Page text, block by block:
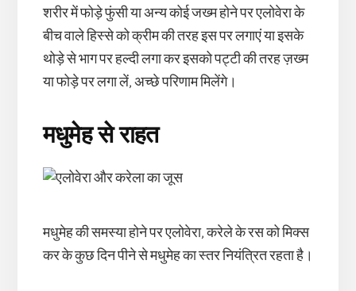
शरीर में फोड़े फुंसी या अन्य कोई जख्म होने पर एलोवेरा के
बीच वाले हिस्से को क्रीम की तरह इस पर लगाएं या इसके
थोड़े से भाग पर हल्दी लगा कर इसको पट्टी की तरह ज़ख्म
या फोड़े पर लगा लें, अच्छे परिणाम मिलेंगे।
मधुमेह से राहत
मधुमेह की समस्या होने पर एलोवेरा, करेले के रस को मिक्स
कर के कुछ दिन पीने से मधुमेह का स्तर नियंत्रित रहता है।